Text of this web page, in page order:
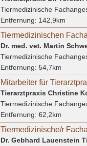
Tiermedizinische
Entfernung: 142,9km
Dr. med. vet. Martin
Tiermedizinische
Entfernung: 54,7km
Tierarztpraxis Christine
Tiermedizinische
Entfernung: 62,2km
Dr. Gebhard Lauenstein